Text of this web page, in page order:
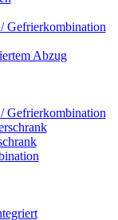
Gefrierkombination
Abzug
Gefrierkombination